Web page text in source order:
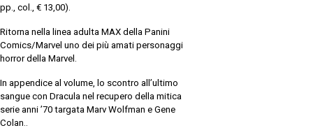
pp., col., € 13,00).
Ritorna nella linea adulta MAX della Panini
Comics/Marvel uno dei più amati personaggi
horror della Marvel.
In appendice al volume, lo scontro all’ultimo
sangue con Dracula nel recupero della mitica
serie anni ’70 targata Marv Wolfman e Gene
Colan..